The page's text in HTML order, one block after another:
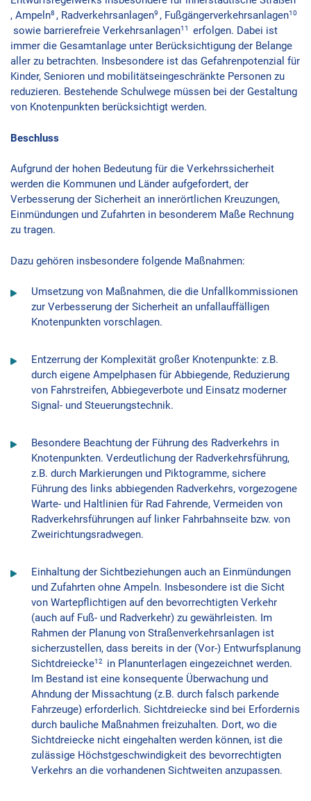
, Ampeln8 , Radverkehrsanlagen9 , Fußgängerverkehrsanlagen10
sowie barrierefreie Verkehrsanlagen11
erfolgen. Dabei ist
immer die Gesamtanlage unter Berücksichtigung der Belange
aller zu betrachten. Insbesondere ist das Gefahrenpotenzial für
Kinder, Senioren und mobilitätseingeschränkte Personen zu
reduzieren. Bestehende Schulwege müssen bei der Gestaltung
von Knotenpunkten berücksichtigt werden.
Beschluss
Aufgrund der hohen Bedeutung für die Verkehrssicherheit
werden die Kommunen und Länder aufgefordert, der
Verbesserung der Sicherheit an innerörtlichen Kreuzungen,
Einmündungen und Zufahrten in besonderem Maße Rechnung
zu tragen.
Dazu gehören insbesondere folgende Maßnahmen:
Umsetzung von Maßnahmen, die die Unfallkommissionen
zur Verbesserung der Sicherheit an unfallauffälligen
Knotenpunkten vorschlagen.
Entzerrung der Komplexität großer Knotenpunkte: z.B.
durch eigene Ampelphasen für Abbiegende, Reduzierung
von Fahrstreifen, Abbiegeverbote und Einsatz moderner
Signal- und Steuerungstechnik.
Besondere Beachtung der Führung des Radverkehrs in
Knotenpunkten. Verdeutlichung der Radverkehrsführung,
z.B. durch Markierungen und Piktogramme, sichere
Führung des links abbiegenden Radverkehrs, vorgezogene
Warte- und Haltlinien für Rad Fahrende, Vermeiden von
Radverkehrsführungen auf linker Fahrbahnseite bzw. von
Zweirichtungsradwegen.
Einhaltung der Sichtbeziehungen auch an Einmündungen
und Zufahrten ohne Ampeln. Insbesondere ist die Sicht
von Wartepflichtigen auf den bevorrechtigten Verkehr
(auch auf Fuß- und Radverkehr) zu gewährleisten. Im
Rahmen der Planung von Straßenverkehrsanlagen ist
sicherzustellen, dass bereits in der (Vor-) Entwurfsplanung
Sichtdreiecke12 in Planunterlagen eingezeichnet werden.
Im Bestand ist eine konsequente Überwachung und
Ahndung der Missachtung (z.B. durch falsch parkende
Fahrzeuge) erforderlich. Sichtdreiecke sind bei Erfordernis
durch bauliche Maßnahmen freizuhalten. Dort, wo die
Sichtdreiecke nicht eingehalten werden können, ist die
zulässige Höchstgeschwindigkeit des bevorrechtigten
Verkehrs an die vorhandenen Sichtweiten anzupassen.